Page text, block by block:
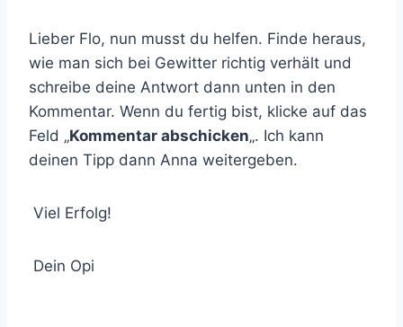
Lieber Flo, nun musst du helfen. Finde heraus,
wie man sich bei Gewitter richtig verhält und
schreibe deine Antwort dann unten in den
Kommentar. Wenn du fertig bist, klicke auf das
Feld „Kommentar abschicken„. Ich kann
deinen Tipp dann Anna weitergeben.
Viel Erfolg!
Dein Opi